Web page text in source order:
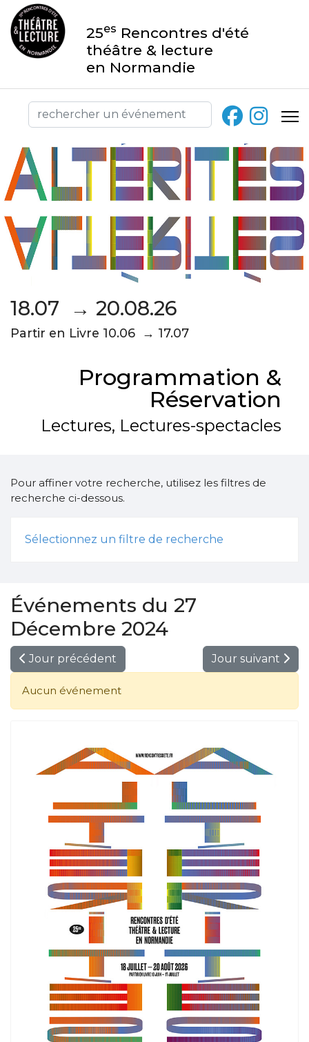
25es Rencontres d'été
théâtre & lecture
en Normandie
18.07 → 20.08.26
Partir en Livre 10.06 → 17.07
Programmation &
Réservation
Lectures, Lectures-spectacles
Pour affiner votre recherche, utilisez les filtres de
recherche ci-dessous.
Sélectionnez un filtre de recherche
Événements du 27
Décembre 2024
Jour précédent Jour suivant
Aucun événement